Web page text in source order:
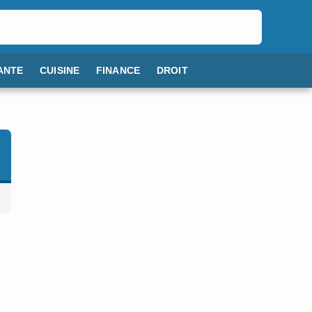
CUISINE FINANCE DROIT